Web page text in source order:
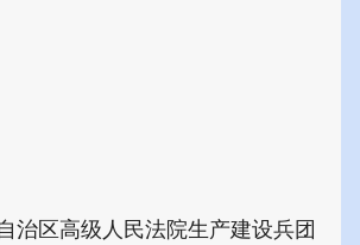
区高级人民法院生产建设兵团